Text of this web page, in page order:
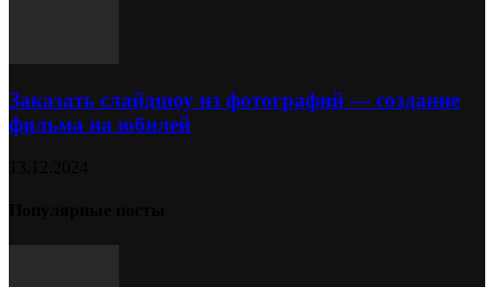
Заказать слайдшоу из фотографий — создание
фильма на юбилей